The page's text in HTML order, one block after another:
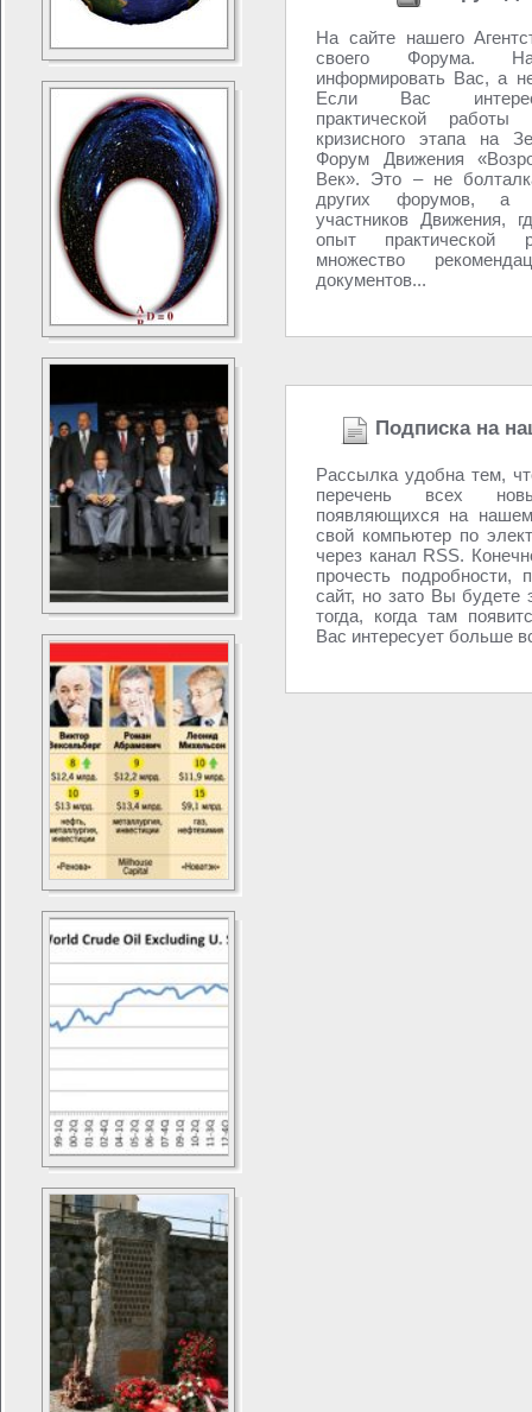
На сайте нашего
своего Форума.
информировать Вас, а
Если Вас
практической
кризисного этапа на
Форум Движения
Век». Это – не
других форумов, а
участников Движения,
опыт практической
множество
документов...
Подписка на
Рассылка удобна тем,
перечень всех
появляющихся на
свой компьютер по
через канал RSS.
прочесть подробности,
сайт, но зато Вы будете
тогда, когда там
Вас интересует больше